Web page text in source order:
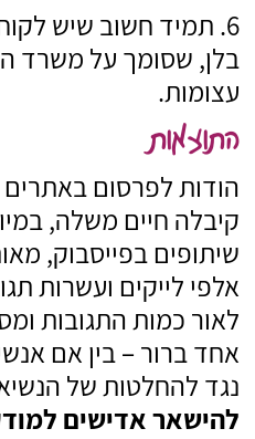
תמיד חשוב שיש
בלן, שסומך על משרד
עצומות.
התוצאות
הודות לפרסום
קיבלה חיים משלה,
שיתופים בפייסבוק,
אלפי לייקים ועשרות
לאור כמות התגובות
אחד ברור – בין אם
נגד להחלטות של
להישאר אדישים